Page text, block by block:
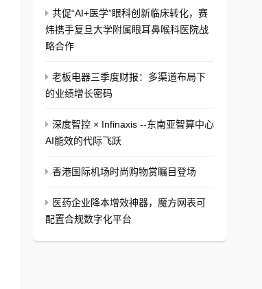
共促“AI+医学”眼科创新临床转化，赛
炜携手复旦大学附属眼耳鼻喉科医院战
略合作
老板电器三季度财报：多渠道布局下
的业绩增长密码
深度智控 × Infinaxis --东南亚智算中心
AI能效的代际飞跃
香港国际机场时尚购物赏瞩目登场
医药企业降本增效神器，魔方网表可
配置合规数字化平台